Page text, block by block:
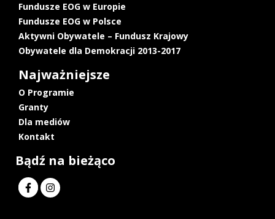
Fundusze EOG w Europie
Fundusze EOG w Polsce
Aktywni Obywatele – Fundusz Krajowy
Obywatele dla Demokracji 2013-2017
Najważniejsze
O Programie
Granty
Dla mediów
Kontakt
Bądź na bieżąco